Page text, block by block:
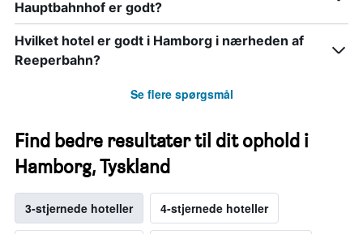
Hauptbahnhof er godt?
Hvilket hotel er godt i Hamborg i nærheden af
Reeperbahn?
Se flere spørgsmål
Find bedre resultater til dit ophold i
Hamborg, Tyskland
3-stjernede hoteller 4-stjernede hoteller